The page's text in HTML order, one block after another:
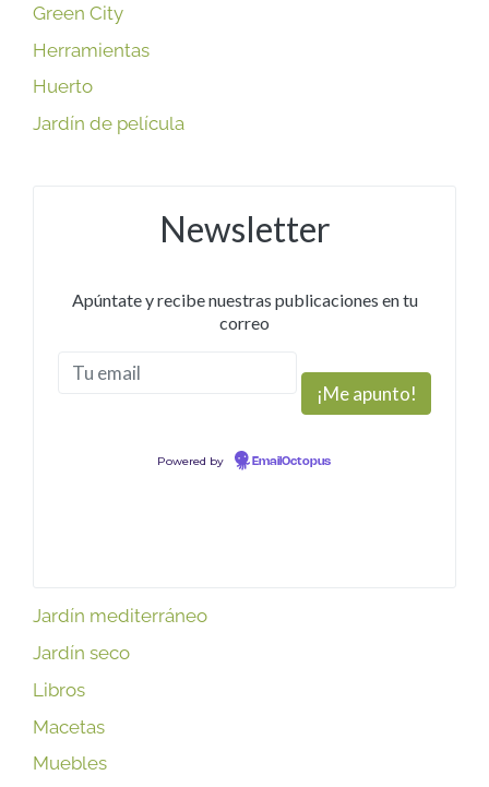
Green City
Herramientas
Huerto
Jardín de película
Newsletter
Apúntate y recibe nuestras publicaciones en tu
correo
Powered by EmailOctopus
Jardín mediterráneo
Jardín seco
Libros
Macetas
Muebles